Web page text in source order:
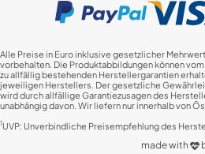
Alle Preise in Euro inklusive gesetzlicher
vorbehalten. Die Produktabbildungen können
zu allfällig bestehenden Herstellergarantien
jeweiligen Herstellers. Der gesetzliche
wird durch allfällige Garantiezusagen des
unabhängig davon. Wir liefern nur innerhalb von
1UVP: Unverbindliche Preisempfehlung des
made with